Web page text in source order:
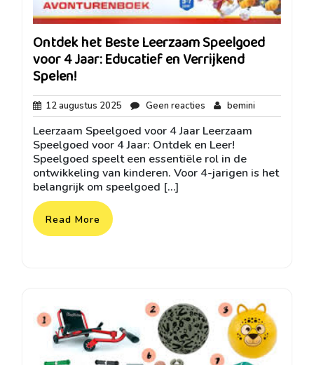
Ontdek het Beste Leerzaam Speelgoed
voor 4 Jaar: Educatief en Verrijkend
Spelen!
12 augustus 2025 12
augustus
2025
Geen reacties Geen
reacties
bemini
Leerzaam Speelgoed voor 4 Jaar Leerzaam
Speelgoed voor 4 Jaar: Ontdek en Leer!
Speelgoed speelt een essentiële rol in de
ontwikkeling van kinderen. Voor 4-jarigen is het
belangrijk om speelgoed […]
Read More